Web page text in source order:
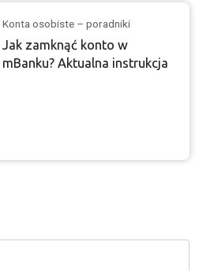
Konta osobiste – poradniki
Jak zamknąć konto w
mBanku? Aktualna instrukcja